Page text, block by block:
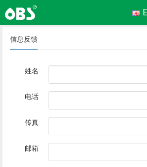
信息反馈
姓名
电话
传真
邮箱